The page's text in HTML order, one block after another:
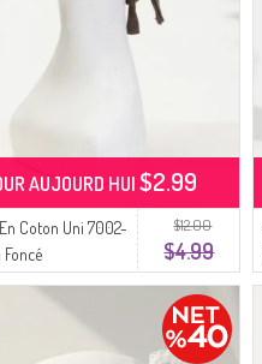
$12.00
$4.99
Coton Uni 7002-
Foncé
AUJOURD HUI $2.99